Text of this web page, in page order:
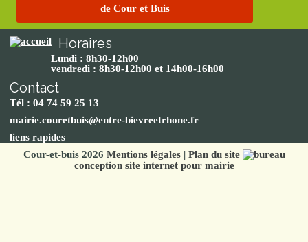
de Cour et Buis
Horaires
Lundi : 8h30-12h00
vendredi : 8h30-12h00 et 14h00-16h00
Contact
Tél : 04 74 59 25 13
mairie.couretbuis@entre-bievreetrhone.fr
liens rapides
Cour-et-buis 2026 Mentions légales| Plan du site
conception site internet pour mairie